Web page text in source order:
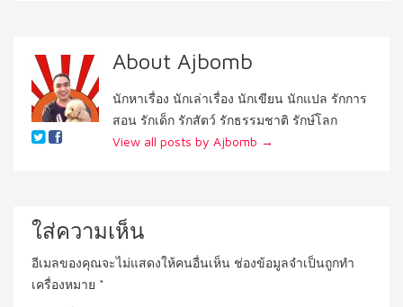
About Ajbomb
นักหาเรื่อง นักเล่าเรื่อง นักเขียน นักแปล รักการ
สอน รักเด็ก รักสัตว์ รักธรรมชาติ รักษ์โลก
View all posts by Ajbomb →
ใส่ความเห็น
อีเมลของคุณจะไม่แสดงให้คนอื่นเห็น ช่องข้อมูลจำเป็นถูกทำ
เครื่องหมาย *